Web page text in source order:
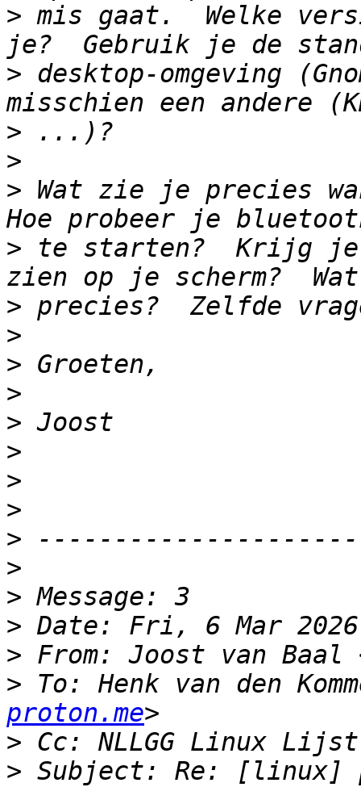
> mis gaat.  Welke
> desktop-omgeving
>
>
> Wat zie je precies
> te starten?  Krijg je
>
>
>
>
>
>
>
>
>
>
>
>
> From: Joost van Baal
> To: Henk van den
proton.me
> Cc: NLLGG Linux
> Subject: Re: [linux]